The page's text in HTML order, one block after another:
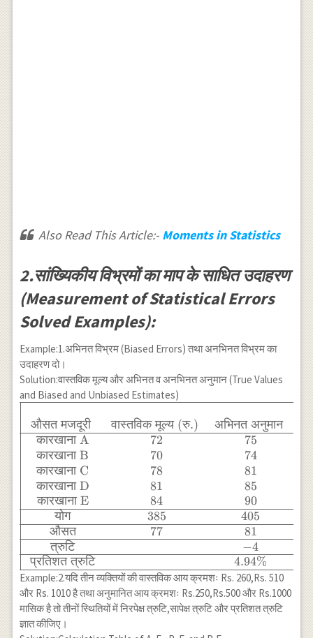
Also Read This Article:- Moments in Statistics
2.सांख्यिकीय विभ्रमों का माप के साधित उदाहरण
(Measurement of Statistical Errors
Solved Examples):
Example:1.अभिनत विभ्रम (Biased Errors) तथा अनभिनत विभ्रम का
उदाहरण दो।
Solution:वास्तविक मूल्य और अभिनत व अनभिनत अनुमान (True Values
and Biased and Unbiased Estimates)
{|cccc|}
\hline & & &
\\ \text{औसत
मजदूरी } &
\text{वास्तविक
मूल्य (रु.) } &
\text{अभिनत
अनुमान } &
\text{अनभिनत
अनुमान} \\
\hline \text {
कारखाना A } &
72 & 75 & 73
\\ \text {
कारखाना B } &
औसत मजदूरी
कारखानाA
कारखानाB
कारखानाC
कारखानाD
कारखानाE
योग
औसत
त्रुटि
प्रतिशत त्रुटि
वास्तविक मूल्य(रु.)
72
70
78
81
84
385
77
अभिनत अनुमान
75
74
81
85
90
405
81
−4
4.94%
Example:2.यदि तीन व्यक्तियों की वास्तविक आय क्रमशः Rs. 260,Rs. 510
और Rs. 1010 है तथा अनुमानित आय क्रमशः Rs.250,Rs.500 और Rs.1000
मासिक है तो तीनों स्थितियों में निरपेक्ष त्रुटि,सापेक्ष त्रुटि और प्रतिशत त्रुटि
ज्ञात कीजिए।